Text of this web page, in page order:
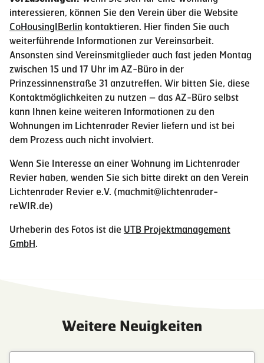
interessieren, können Sie den Verein über die Website
CoHousingIBerlin kontaktieren. Hier finden Sie auch
weiterführende Informationen zur Vereinsarbeit.
Ansonsten sind Vereinsmitglieder auch fast jeden Montag
zwischen 15 und 17 Uhr im AZ-Büro in der
Prinzessinnenstraße 31 anzutreffen. Wir bitten Sie, diese
Kontaktmöglichkeiten zu nutzen – das AZ-Büro selbst
kann Ihnen keine weiteren Informationen zu den
Wohnungen im Lichtenrader Revier liefern und ist bei
dem Prozess auch nicht involviert.
Wenn Sie Interesse an einer Wohnung im Lichtenrader
Revier haben, wenden Sie sich bitte direkt an den Verein
Lichtenrader Revier e.V. (machmit@lichtenrader-
reWIR.de)
Urheberin des Fotos ist die UTB Projektmanagement
GmbH.
Weitere Neuigkeiten